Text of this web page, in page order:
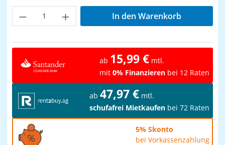
Produkt Anzahl: Gib den gewünschten
In den Warenkorb
ab 15,99 € mtl.
mit 0% Finanzieren bei 12 Raten
ab 47,97 € mtl.
schufafrei Mietkaufen bei 72 Raten
5% Skonto
bei Vorkassenzahlung